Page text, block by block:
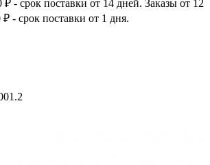
₽ - срок поставки от 14 дней. Заказы от 12
₽ - срок поставки от 1 дня.